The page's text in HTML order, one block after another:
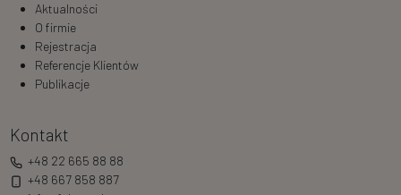
Aktualności
O firmie
Rejestracja
Referencje Klientów
Publikacje
Kontakt
+48 22 665 88 88
+48 667 858 887